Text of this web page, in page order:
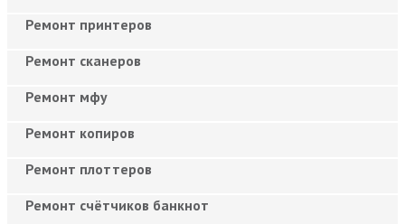
Ремонт принтеров
Ремонт сканеров
Ремонт мфу
Ремонт копиров
Ремонт плоттеров
Ремонт счётчиков банкнот